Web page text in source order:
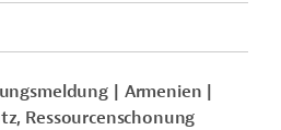
Armenien
Ressourcenschonung